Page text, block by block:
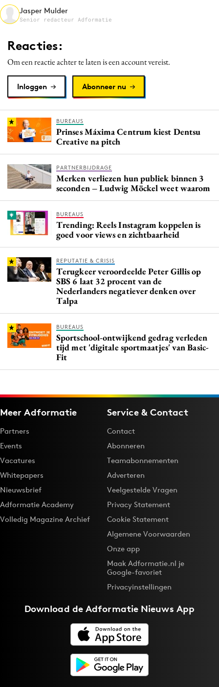
Interne communicatie
Martech
Media
Programmatic
Purpose Marketing
Reputatie & crisis
Jasper Mulder
Senior redacteur Adformatie
Reacties:
Om een reactie achter te laten is een account vereist.
Inloggen Abonneer nu
BUREAUS
Prinses Máxima Centrum kiest Dentsu
Creative na pitch
PARTNERBIJDRAGE
Merken verliezen hun publiek binnen 3
seconden – Ludwig Möckel weet waarom
BUREAUS
Trending: Reels Instagram koppelen is
goed voor views en zichtbaarheid
REPUTATIE & CRISIS
Terugkeer veroordeelde Peter Gillis op
SBS 6 laat 32 procent van de
Nederlanders negatiever denken over
Talpa
BUREAUS
Sportschool-ontwijkend gedrag verleden
tijd met 'digitale sportmaatjes' van Basic-
Fit
Meer Adformatie
Partners
Events
Vacatures
Whitepapers
Nieuwsbrief
Adformatie Academy
Volledig Magazine Archief
Service & Contact
Contact
Abonneren
Teamabonnementen
Adverteren
Veelgestelde Vragen
Privacy Statement
Cookie Statement
Algemene Voorwaarden
Onze app
Maak Adformatie.nl je
Google-favoriet
Privacyinstellingen
Download deAdformatie Nieuws App